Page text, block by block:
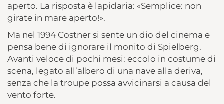
aperto. La risposta è lapidaria: «Semplice: non
girate in mare aperto!».
Ma nel 1994 Costner si sente un dio del cinema e
pensa bene di ignorare il monito di Spielberg.
Avanti veloce di pochi mesi: eccolo in costume di
scena, legato all’albero di una nave alla deriva,
senza che la troupe possa avvicinarsi a causa del
vento forte.